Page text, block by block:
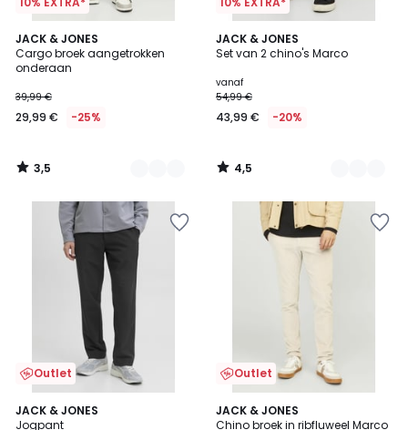
JACK & JONES
Cargo broek aangetrokken
onderaan
39,99 €
29,99 € -25%
3,5
/ 5
2
Kleuren
3,5
/
JACK & JONES
Set van 2 chino's Marco
vanaf
54,99 €
43,99 € -20%
4,5
/ 5
2
Kleuren
4,5
/
Outlet
JACK & JONES
Jogpant
Outlet
JACK & JONES
Chino broek in ribfluweel Marco
2